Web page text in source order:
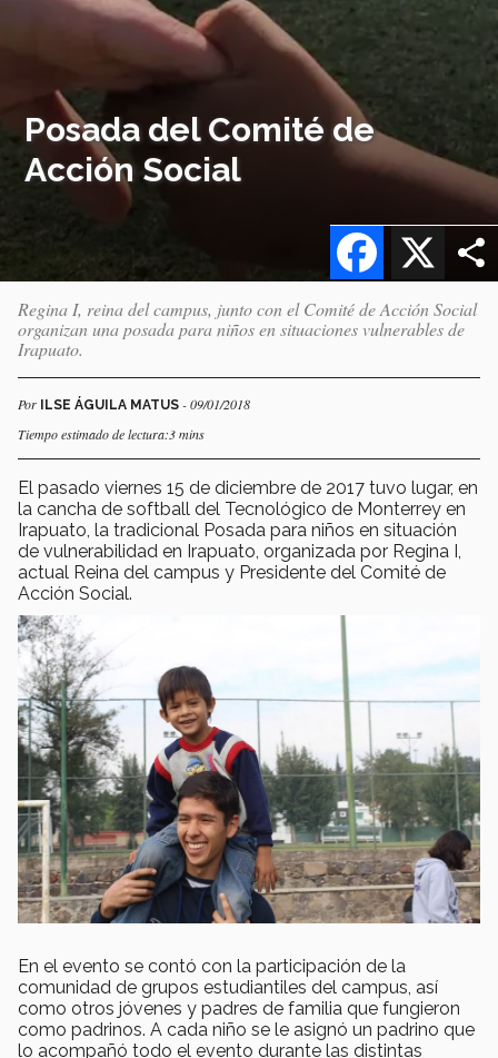
Posada del Comité de
Acción Social
X
Facebook
Regina I, reina del campus, junto con el Comité de Acción Social
organizan una posada para niños en situaciones vulnerables de
Irapuato.
Por ILSE ÁGUILA MATUS - 09/01/2018
Tiempo estimado de lectura:3 mins
El pasado viernes 15 de diciembre de 2017 tuvo lugar, en
la cancha de softball del Tecnológico de Monterrey en
Irapuato, la tradicional Posada para niños en situación
de vulnerabilidad en Irapuato, organizada por Regina I,
actual Reina del campus y Presidente del Comité de
Acción Social.
En el evento se contó con la participación de la
comunidad de grupos estudiantiles del campus, así
como otros jóvenes y padres de familia que fungieron
como padrinos. A cada niño se le asignó un padrino que
lo acompañó todo el evento durante las distintas